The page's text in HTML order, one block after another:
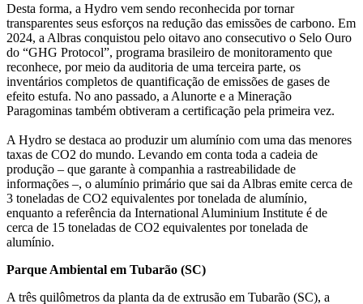
Desta forma, a Hydro vem sendo reconhecida por tornar
transparentes seus esforços na redução das emissões de carbono. Em
2024, a Albras conquistou pelo oitavo ano consecutivo o Selo Ouro
do “GHG Protocol”, programa brasileiro de monitoramento que
reconhece, por meio da auditoria de uma terceira parte, os
inventários completos de quantificação de emissões de gases de
efeito estufa. No ano passado, a Alunorte e a Mineração
Paragominas também obtiveram a certificação pela primeira vez.
A Hydro se destaca ao produzir um alumínio com uma das menores
taxas de CO2 do mundo. Levando em conta toda a cadeia de
produção – que garante à companhia a rastreabilidade de
informações –, o alumínio primário que sai da Albras emite cerca de
3 toneladas de CO2 equivalentes por tonelada de alumínio,
enquanto a referência da International Aluminium Institute é de
cerca de 15 toneladas de CO2 equivalentes por tonelada de
alumínio.
Parque Ambiental em Tubarão (SC)
A três quilômetros da planta da de extrusão em Tubarão (SC), a